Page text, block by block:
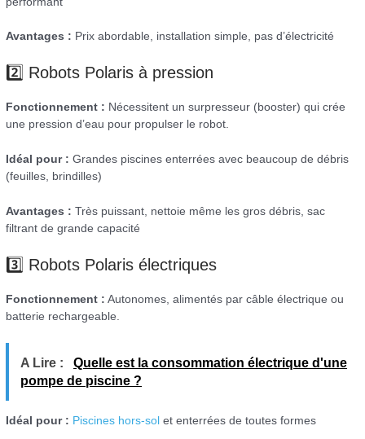
Avantages : Prix abordable, installation simple, pas d’électricité
2️⃣ Robots Polaris à pression
Fonctionnement : Nécessitent un surpresseur (booster) qui crée
une pression d’eau pour propulser le robot.
Idéal pour : Grandes piscines enterrées avec beaucoup de débris
(feuilles, brindilles)
Avantages : Très puissant, nettoie même les gros débris, sac
filtrant de grande capacité
3️⃣ Robots Polaris électriques
Fonctionnement : Autonomes, alimentés par câble électrique ou
batterie rechargeable.
A Lire :
Quelle est la consommation électrique d'une
pompe de piscine ?
Idéal pour : Piscines hors-sol et enterrées de toutes formes